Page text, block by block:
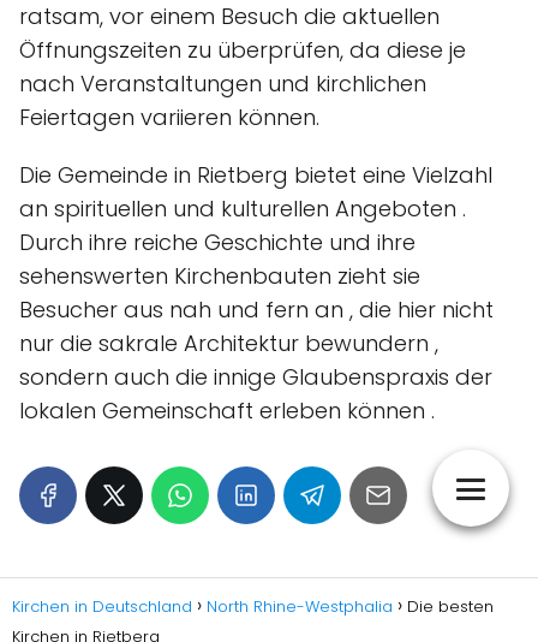
ratsam, vor einem Besuch die aktuellen
Öffnungszeiten zu überprüfen, da diese je
nach Veranstaltungen und kirchlichen
Feiertagen variieren können.
Die Gemeinde in Rietberg bietet eine Vielzahl
an spirituellen und kulturellen Angeboten .
Durch ihre reiche Geschichte und ihre
sehenswerten Kirchenbauten zieht sie
Besucher aus nah und fern an , die hier nicht
nur die sakrale Architektur bewundern ,
sondern auch die innige Glaubenspraxis der
lokalen Gemeinschaft erleben können .
Kirchen in Deutschland North Rhine-Westphalia
Die besten
Kirchen in Rietberg